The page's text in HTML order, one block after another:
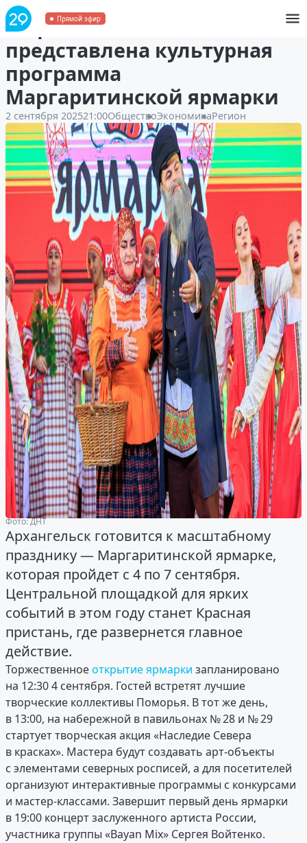
Прямой эфир
В Архангельске
представлена культурная
программа
Маргаритинской ярмарки
2 сентября 202521:00ОбществоЭкономикаРегион
Фото: ДНТ
Архангельск готовится к масштабному
празднику — Маргаритинской ярмарке,
которая пройдет с 4 по 7 сентября.
Центральной площадкой для ярких
событий в этом году станет Красная
пристань, где развернется главное
действие.
Торжественноеоткрытие ярмарки запланировано
на 12:30 4 сентября. Гостей встретят лучшие
творческие коллективы Поморья. В тот же день,
в 13:00, на набережной в павильонах № 28 и № 29
стартует творческая акция «Наследие Севера
в красках». Мастера будут создавать арт-объекты
с элементами северных росписей, а для посетителей
организуют интерактивные программы с конкурсами
и мастер-классами. Завершит первый день ярмарки
в 19:00 концерт заслуженного артиста России,
участника группы «Bayan Mix» Сергея Войтенко.